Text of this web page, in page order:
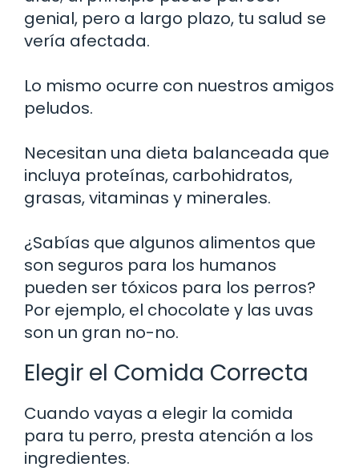
genial, pero a largo plazo, tu salud se
vería afectada.
Lo mismo ocurre con nuestros amigos
peludos.
Necesitan una dieta balanceada que
incluya proteínas, carbohidratos,
grasas, vitaminas y minerales.
¿Sabías que algunos alimentos que
son seguros para los humanos
pueden ser tóxicos para los perros?
Por ejemplo, el chocolate y las uvas
son un gran no-no.
Elegir el Comida Correcta
Cuando vayas a elegir la comida
para tu perro, presta atención a los
ingredientes.